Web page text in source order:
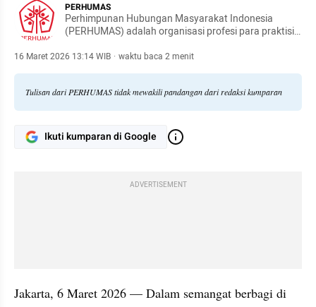
PERHUMAS
Perhimpunan Hubungan Masyarakat Indonesia
(PERHUMAS) adalah organisasi profesi para praktisi
pada tanggal 15 Desember 1972.
16 Maret 2026 13:14 WIB · waktu baca 2 menit
Tulisan dari PERHUMAS tidak mewakili pandangan dari redaksi kumparan
Ikuti kumparan di Google
ADVERTISEMENT
Jakarta, 6 Maret 2026 — Dalam semangat berbagi di